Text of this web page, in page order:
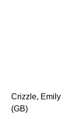
Crizzle, Emily
(GB)